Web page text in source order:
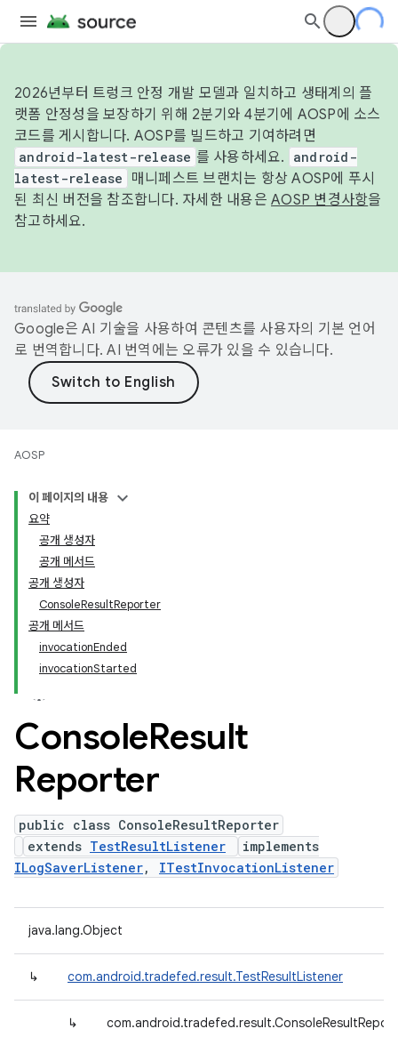
2026년부터 트렁크 안정 개발 모델과 일치하고 생태계의 플
랫폼 안정성을 보장하기 위해 2분기와 4분기에 AOSP에 소스
코드를 게시합니다. AOSP를 빌드하고 기여하려면
android-latest-release 를 사용하세요.
android-
latest-release
매니페스트 브랜치는 항상 AOSP에 푸시
된 최신 버전을 참조합니다. 자세한 내용은 AOSP 변경사항을
참고하세요.
Google은 AI 기술을 사용하여 콘텐츠를 사용자의 기본 언어
로 번역합니다. AI 번역에는 오류가 있을 수 있습니다.
AOSP
이 페이지의 내용
요약
공개 생성자
공개 메서드
공개 생성자
ConsoleResultReporter
공개 메서드
invocationEnded
invocationStarted
ConsoleResult
Reporter
public class ConsoleResultReporter
extends TestResultListener
implements
ILogSaverListener, ITestInvocationListener
java.lang.Object
↳ com.android.tradefed.result.TestResultListener
↳